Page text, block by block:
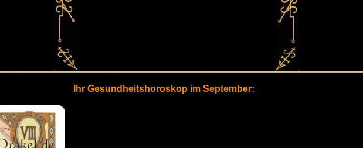
Ihr Gesundheitshoroskop im September: